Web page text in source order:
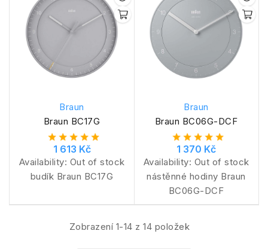
Braun
Braun BC17G
1 613 Kč
Availability: Out of stock
budík Braun BC17G
Braun
Braun BC06G-DCF
1 370 Kč
Availability: Out of stock
nástěnné hodiny Braun
BC06G-DCF
Zobrazení 1-14 z 14 položek